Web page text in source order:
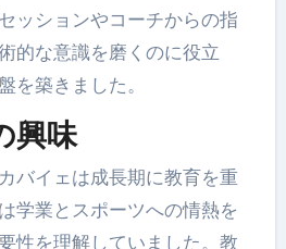
ッションやコーチからの指
的な意識を磨くのに役立
を築きました。
興味
バイェは成長期に教育を重
学業とスポーツへの情熱を
性を理解していました。教